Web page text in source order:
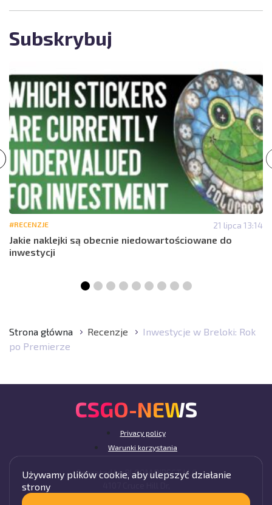
Subskrybuj
#RECENZJE 21 lipca 13:14
Jakie naklejki są obecnie niedowartościowane do
inwestycji
Strona główna Recenzje
Inwestycje w Breloki: Rok
po Premierze
CSGO-NEWS
Privacy policy
Warunki korzystania
Operated by BLOOM DIRECT LLC
Używamy plików cookie, aby ulepszyć działanie
strony